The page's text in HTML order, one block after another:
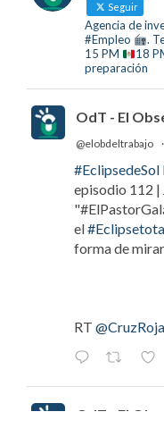
Seguir
Agencia de
#Empleo
.
15 PM
18
preparación
OdT - El
@elobdeltrabajo ·
#EclipsedeSol
episodio 112 |
el
forma de
RT
OdT - El